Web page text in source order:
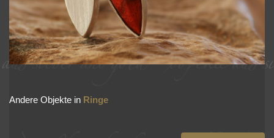
Andere Objekte in Ringe